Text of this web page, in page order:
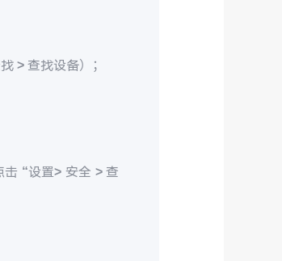
> 查找设备）；
“设置> 安全 > 查